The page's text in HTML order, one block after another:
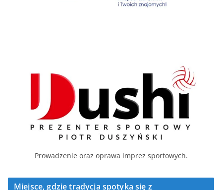
Prowadzenie oraz oprawa imprez sportowych.
Miejsce, gdzie tradycja spotyka się z